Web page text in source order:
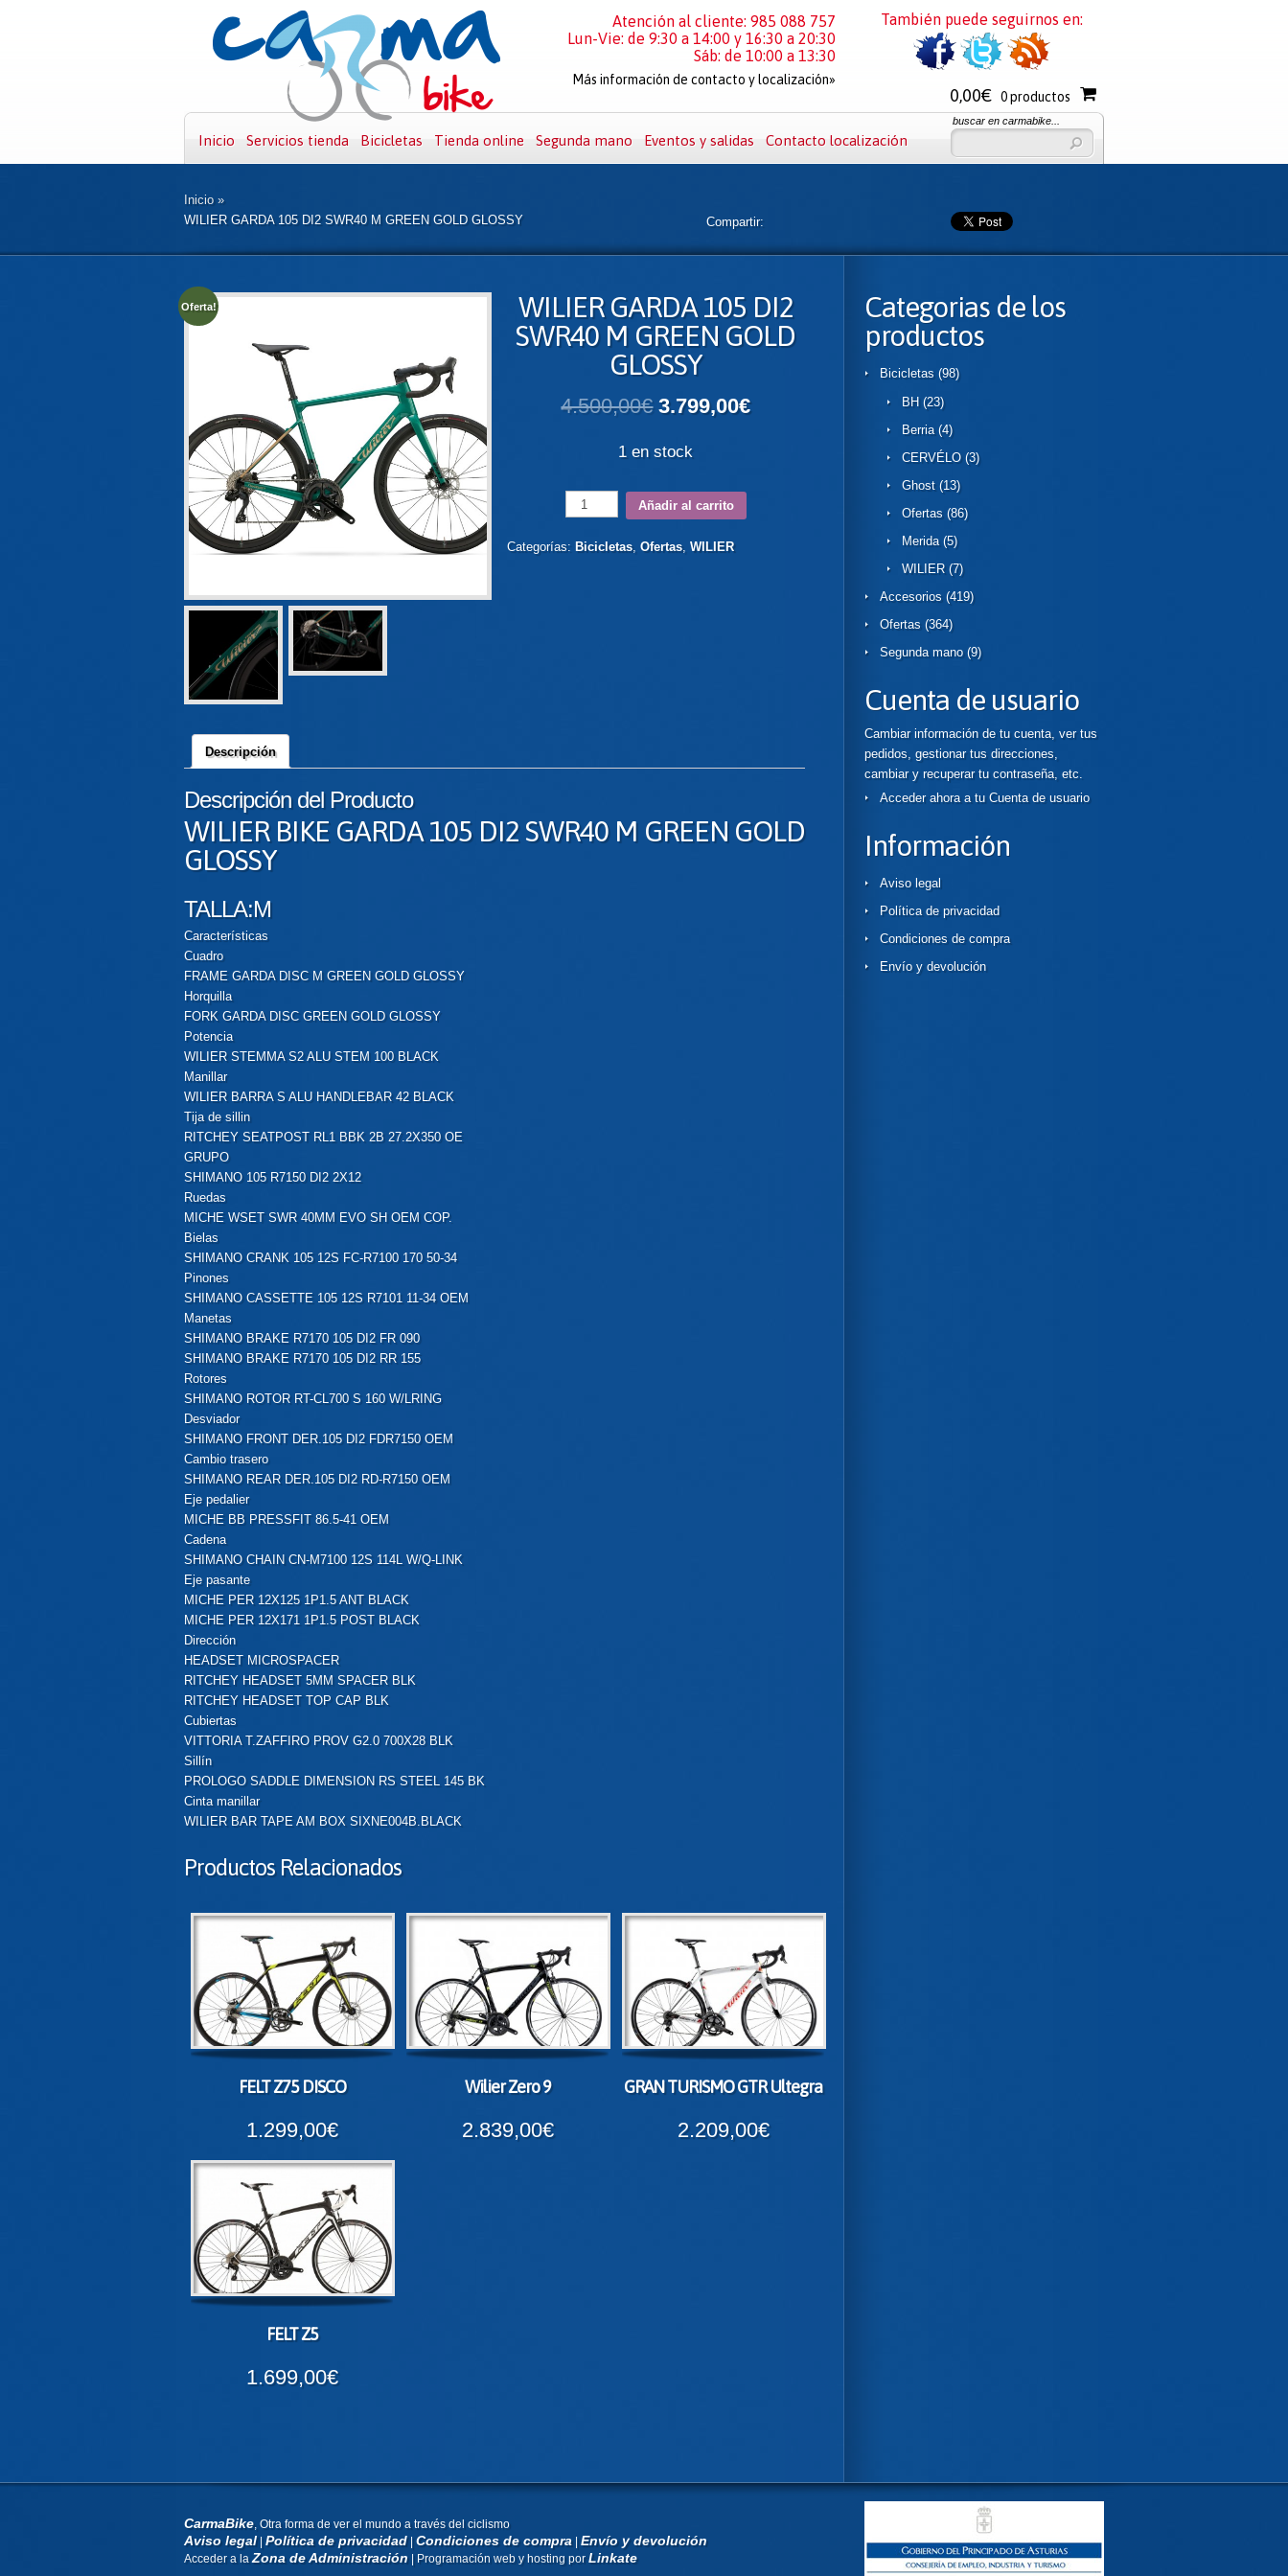
Inicio Servicios tienda Bicicletas Tienda online Segunda mano Eventos y salidas Contacto localización
buscar en carmabike...
Inicio »
WILIER GARDA 105 DI2 SWR40 M GREEN GOLD GLOSSY
Compartir:
Oferta!
WILIER GARDA 105 DI2
SWR40 M GREEN GOLD
GLOSSY
4.500,00€ 3.799,00€
1 en stock
Añadir al carrito
Categorías: Bicicletas, Ofertas, WILIER
Descripción
Descripción del Producto
WILIER BIKE GARDA 105 DI2 SWR40 M GREEN GOLD
GLOSSY
TALLA:M
Características
Cuadro
FRAME GARDA DISC M GREEN GOLD GLOSSY
Horquilla
FORK GARDA DISC GREEN GOLD GLOSSY
Potencia
WILIER STEMMA S2 ALU STEM 100 BLACK
Manillar
WILIER BARRA S ALU HANDLEBAR 42 BLACK
Tija de sillin
RITCHEY SEATPOST RL1 BBK 2B 27.2X350 OE
GRUPO
SHIMANO 105 R7150 DI2 2X12
Ruedas
MICHE WSET SWR 40MM EVO SH OEM COP.
Bielas
SHIMANO CRANK 105 12S FC-R7100 170 50-34
Pinones
SHIMANO CASSETTE 105 12S R7101 11-34 OEM
Manetas
SHIMANO BRAKE R7170 105 DI2 FR 090
SHIMANO BRAKE R7170 105 DI2 RR 155
Rotores
SHIMANO ROTOR RT-CL700 S 160 W/LRING
Desviador
SHIMANO FRONT DER.105 DI2 FDR7150 OEM
Cambio trasero
SHIMANO REAR DER.105 DI2 RD-R7150 OEM
Eje pedalier
MICHE BB PRESSFIT 86.5-41 OEM
Cadena
SHIMANO CHAIN CN-M7100 12S 114L W/Q-LINK
Eje pasante
MICHE PER 12X125 1P1.5 ANT BLACK
MICHE PER 12X171 1P1.5 POST BLACK
Dirección
HEADSET MICROSPACER
RITCHEY HEADSET 5MM SPACER BLK
RITCHEY HEADSET TOP CAP BLK
Cubiertas
VITTORIA T.ZAFFIRO PROV G2.0 700X28 BLK
Sillín
PROLOGO SADDLE DIMENSION RS STEEL 145 BK
Cinta manillar
WILIER BAR TAPE AM BOX SIXNE004B.BLACK
Productos Relacionados
FELT Z75 DISCO
1.299,00€
Wilier Zero 9
2.839,00€
GRAN TURISMO GTR Ultegra
2.209,00€
FELT Z5
1.699,00€
Categorias de los
productos
Bicicletas (98)
BH (23)
Berria (4)
CERVÉLO (3)
Ghost (13)
Ofertas (86)
Merida (5)
WILIER (7)
Accesorios (419)
Ofertas (364)
Segunda mano (9)
Cuenta de usuario
Cambiar información de tu cuenta, ver tus
pedidos, gestionar tus direcciones,
cambiar y recuperar tu contraseña, etc.
Acceder ahora a tu Cuenta de usuario
Información
Aviso legal
Política de privacidad
Condiciones de compra
Envío y devolución
CarmaBike, Otra forma de ver el mundo a través del ciclismo
Aviso legal|Política de privacidad|Condiciones de compra|Envío y devolución
Acceder a laZona de Administración| Programación web y hosting por Linkate
Atención al cliente: 985 088 757
Lun-Vie: de 9:30 a 14:00 y 16:30 a 20:30
Sáb: de 10:00 a 13:30
Más información de contacto y localización»
También puede seguirnos en:
0,00€ 0 productos